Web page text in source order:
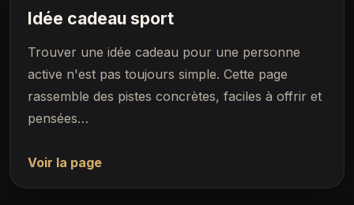
Idée cadeau sport
Trouver une idée cadeau pour une personne
active n'est pas toujours simple. Cette page
rassemble des pistes concrètes, faciles à offrir et
pensées…
Voir la page